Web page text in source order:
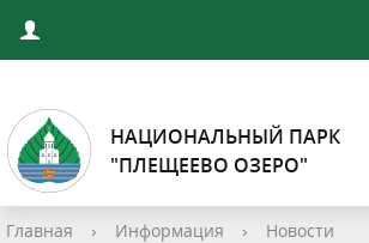
НАЦИОНАЛЬНЫЙ ПАРК
"ПЛЕЩЕЕВО ОЗЕРО"
Главная › Информация › Новости